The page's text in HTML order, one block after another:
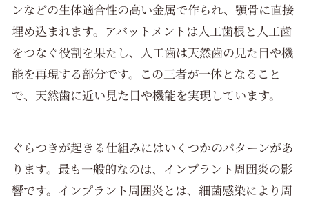
ンなどの生体適合性の高い金属で作られ、顎骨に直接
埋め込まれます。アバットメントは人工歯根と人工歯
をつなぐ役割を果たし、人工歯は天然歯の見た目や機
能を再現する部分です。この三者が一体となること
で、天然歯に近い見た目や機能を実現しています。
ぐらつきが起きる仕組みにはいくつかのパターンがあ
ります。最も一般的なのは、インプラント周囲炎の影
響です。インプラント周囲炎とは、細菌感染により周